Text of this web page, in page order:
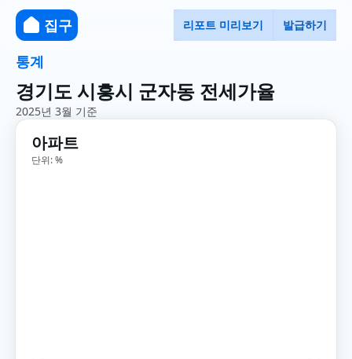
집구 리포트 미리보기 발급하기
통계
경기도 시흥시 군자동 전세가율
2025년 3월 기준
아파트
단위: %